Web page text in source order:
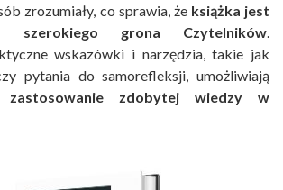
zrozumiały, co sprawia, że książka jest
szerokiego grona Czytelników.
wskazówki i narzędzia, takie jak
pytania do samorefleksji, umożliwiają
zastosowanie zdobytej wiedzy w